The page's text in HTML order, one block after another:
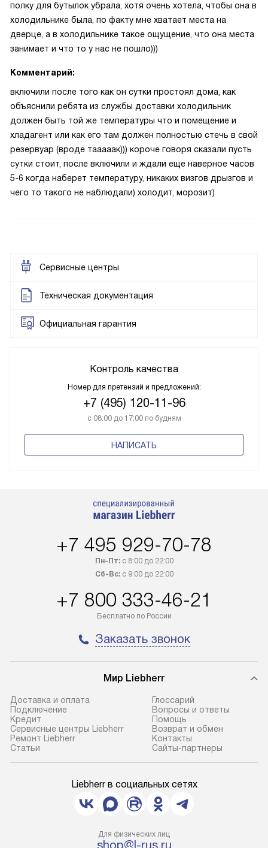
полку для бутылок убрала, хотя очень хотела, чтобы она в
холодильнике была, по факту мне хватает места на
дверце, а в холодильнике такое ощущение, что она места
занимает и что то у нас не пошло)))
Комментарий:
включили после того как он сутки простоял дома, как
объяснили ребята из службы доставки холодильник
должен быть той же температуры что и помещение и
хладагент или как его там должен полностью стечь в свой
резервуар (вроде тааааак))) короче говоря сказали пусть
сутки стоит, после включили и ждали еще наверное часов
5-6 когда наберет температуру, никаких визгов дрызгов и
чего то такого не наблюдали) холодит, морозит)
Сервисные центры
Техническая документация
Официальная гарантия
Контроль качества
Номер для претензий и предложений:
+7 (495) 120-11-96
с 08:00 до 17:00 по будням
НАПИСАТЬ
+7 495 929-70-78
Пн-Пт:с 8:00 до 22:00
Сб-Вс:с 9:00 до 22:00
+7 800 333-46-21
Бесплатно по России
Заказать звонок
Мир Liebherr
Доставка и оплата
Подключение
Кредит
Сервисные центры Liebherr
Ремонт Liebherr
Cтатьи
Глоссарий
Вопросы и ответы
Помощь
Возврат и обмен
Контакты
Сайты-партнеры
Liebherr в социальных сетях
Для физических лиц
shop@l-rus.ru